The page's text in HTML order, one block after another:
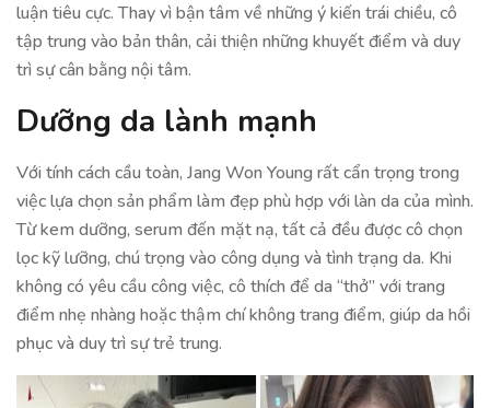
luận tiêu cực. Thay vì bận tâm về những ý kiến trái chiều, cô
tập trung vào bản thân, cải thiện những khuyết điểm và duy
trì sự cân bằng nội tâm.
Dưỡng da lành mạnh
Với tính cách cầu toàn, Jang Won Young rất cẩn trọng trong
việc lựa chọn sản phẩm làm đẹp phù hợp với làn da của mình.
Từ kem dưỡng, serum đến mặt nạ, tất cả đều được cô chọn
lọc kỹ lưỡng, chú trọng vào công dụng và tình trạng da. Khi
không có yêu cầu công việc, cô thích để da “thở” với trang
điểm nhẹ nhàng hoặc thậm chí không trang điểm, giúp da hồi
phục và duy trì sự trẻ trung.